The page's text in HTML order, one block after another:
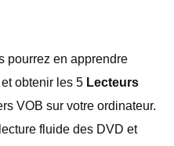
pourrez en apprendre
obtenir les 5 Lecteurs
VOB sur votre ordinateur.
fluide des DVD et